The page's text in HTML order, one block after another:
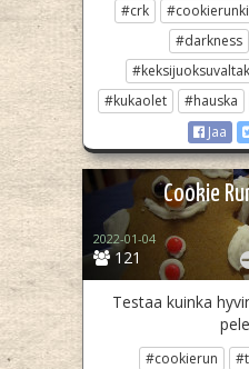
#crk
#darkness
#kukaolet
#hauska
Jaa
Cookie
121
2022-01-04
Testaa kuinka
#cookierun